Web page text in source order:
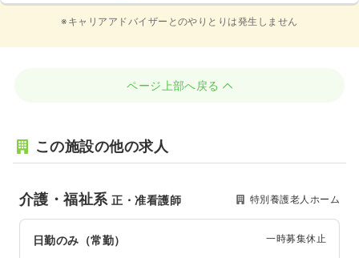
※キャリアアドバイザーとのやりとりは発生しません
ページ上部へ戻る
この施設の他の求人
介護・福祉系正・准看護師 特別養護老人ホーム
日勤のみ（常勤） 一時募集休止